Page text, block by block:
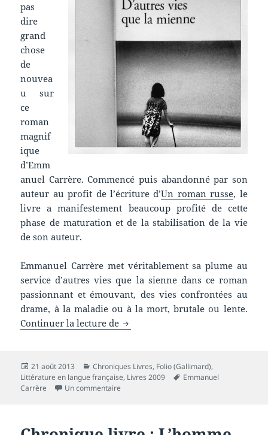
pas
dire
grand
chose
de
nouvea
u sur
ce
roman
magnif
ique
d’Emm
anuel Carrère. Commencé puis abandonné par son
auteur au profit de l’écriture d’Un roman russe, le
livre a manifestement beaucoup profité de cette
phase de maturation et de la stabilisation de la vie
de son auteur.
Emmanuel Carrère met véritablement sa plume au
service d’autres vies que la sienne dans ce roman
passionnant et émouvant, des vies confrontées au
drame, à la maladie ou à la mort, brutale ou lente.
Continuer la lecture de Chronique livre : D’autres vies
Publié
le
21 août 2013 Catégories
Chroniques Livres, Folio (Gallimard),
Littérature en langue française, Livres 2009
Mots-
Emmanuel
Carrère
Un commentaire